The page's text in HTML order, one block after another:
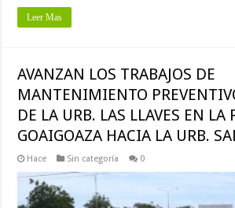
Leer Mas
AVANZAN LOS TRABAJOS DE
MANTENIMIENTO
DE LA URB. LAS LLAVES EN LA
GOAIGOAZA HACIA LA URB.
Hace Sin categoría 0